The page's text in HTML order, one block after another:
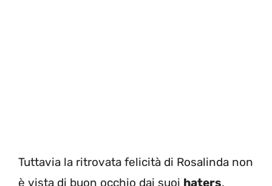
Tuttavia la ritrovata felicità di Rosalinda non
è vista di buon occhio dai suoi haters,